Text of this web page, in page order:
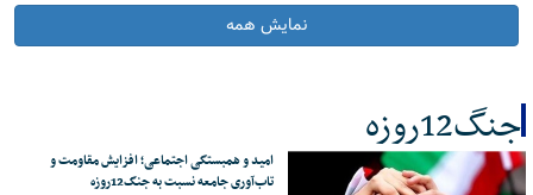
نمایش همه
جنگ12روزه
کل اخبار:47
امید و همبستگی اجتماعی؛ افزایش مقاومت و
تاب‌آوری جامعه نسبت به جنگ12روزه